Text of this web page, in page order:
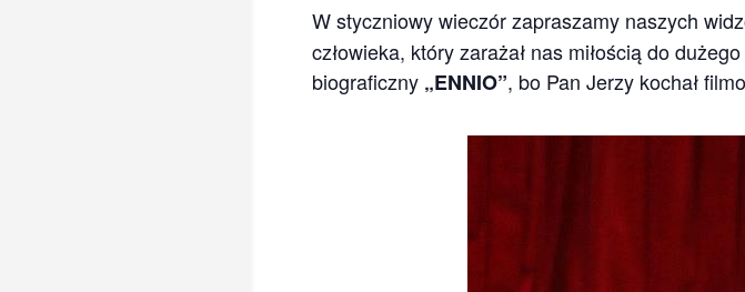
W styczniowy wieczór zapraszamy naszych
człowieka, który zarażał nas miłością do
biograficzny „ENNIO”, bo Pan Jerzy kochał